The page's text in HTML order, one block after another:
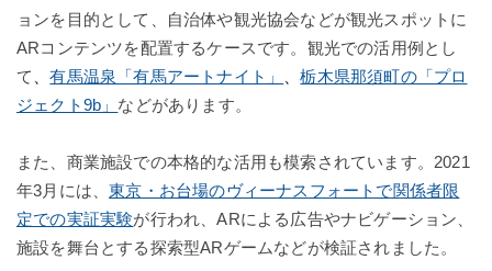
ョンを目的として、自治体や観光協会などが観光スポットに
ARコンテンツを配置するケースです。観光での活用例とし
て
、有馬温泉「有馬アートナイト 」 、栃木県那須町の「プロ
ジェクト9b」 などがあります。
また、商業施設での本格的な活用も模索されています。2021
年3月には、東京・お台場のヴィーナスフォートで関係者限
定での実証実験が行われ、ARによる広告やナビゲーション、
施設を舞台とする探索型ARゲームなどが検証されました。